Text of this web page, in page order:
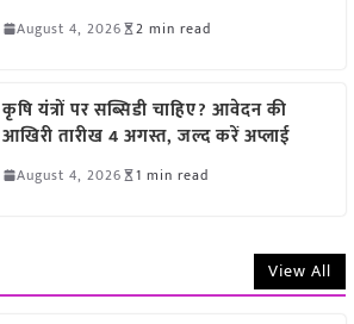
August 4, 2026 2 min read
कृषि यंत्रों पर सब्सिडी चाहिए? आवेदन की
आखिरी तारीख 4 अगस्त, जल्द करें अप्लाई
August 4, 2026 1 min read
View All